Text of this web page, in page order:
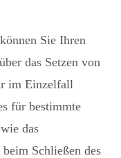
Sie Ihren
das Setzen von
im Einzelfall
für bestimmte
das
Schließen des